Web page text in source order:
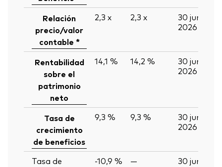
Relación
precio/valor
contable *
2,3 x 2,3 x
30 jun
2026
Rentabilidad
sobre el
patrimonio
neto
14,1 % 14,2 %
30 jun
2026
Tasa de
crecimiento
de beneficios
9,3 % 9,3 %
30 jun
2026
Tasa de
-10,9 % —
30 jun